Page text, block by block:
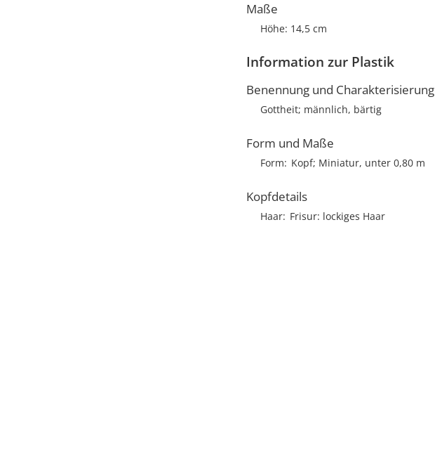
Maße
Höhe: 14,5 cm
Information zur Plastik
Benennung und Charakterisierung
Gottheit; männlich, bärtig
Form und Maße
Form Kopf; Miniatur, unter 0,80 m
Kopfdetails
Haar Frisur lockiges Haar